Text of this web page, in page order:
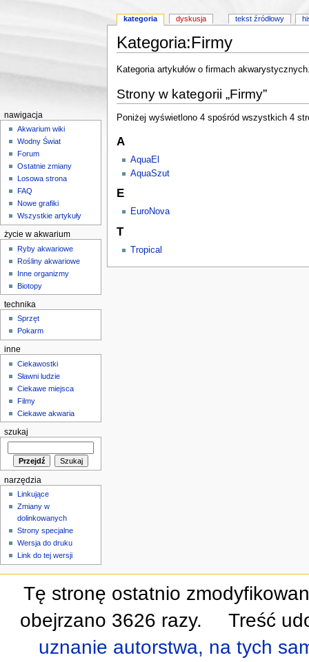
Kategoria:Firmy
Kategoria artykułów o firmach
Strony w kategorii „Firmy”
Poniżej wyświetlono 4 spośród wszystkich 4
A
AquaEl
AquaSzut
E
EuroNova
T
Tropical
kategoria dyskusja tekst źródłowy
nawigacja
Akwarium wiki
Wodny Świat
Forum
Ostatnie zmiany
Losowa strona
FAQ
Nowe grafiki
Wszystkie artykuły
życie w akwarium
Ryby akwariowe
Rośliny akwariowe
Inne organizmy
Biotopy
technika
Sprzęt
Pokarm
inne
Ciekawostki
Sławni ludzie
Ciekawe miejsca
Filmy
Ciekawe akwaria
szukaj
narzędzia
Linkujące
Zmiany w
dolinkowanych
Strony specjalne
Wersja do druku
Link do tej wersji
Tę stronę ostatnio
obejrzano 3626 razy.
Treść
uznanie autorstwa, na tych